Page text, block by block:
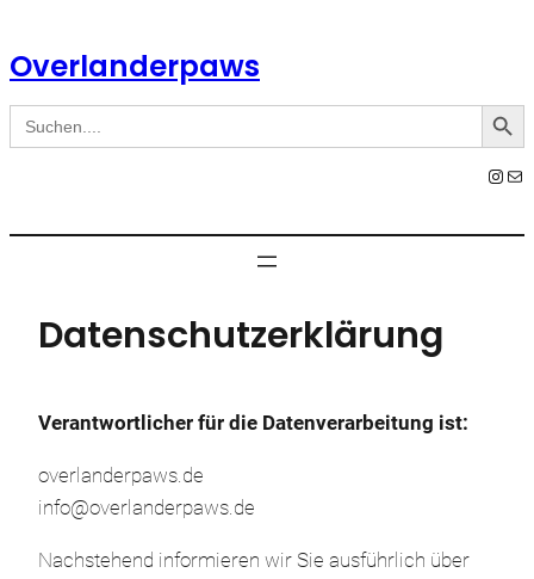
Inhalt
springen
Overlanderpaws
Search
for:
Search Button
Instagram
Datenschutzerklärung
Verantwortlicher für die Datenverarbeitung ist:
overlanderpaws.de
info@overlanderpaws.de
Nachstehend informieren wir Sie ausführlich über